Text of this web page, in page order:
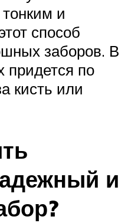
и
способ
заборов. В
придется по
кисть или
и